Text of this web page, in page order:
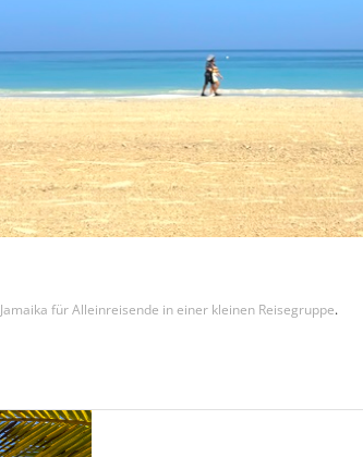
Jamaika für Alleinreisende in einer kleinen Reisegruppe.